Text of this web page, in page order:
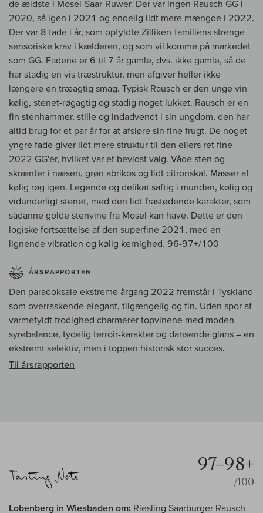
de ældste i Mosel-Saar-Ruwer. Der var ingen Rausch GG i
2020, så igen i 2021 og endelig lidt mere mængde i 2022.
Der var 8 fade i år, som opfyldte Zilliken-familiens strenge
sensoriske krav i kælderen, og som vil komme på markedet
som GG. Fadene er 6 til 7 år gamle, dvs. ikke gamle, så de
har stadig en vis træstruktur, men afgiver heller ikke
længere en træagtig smag. Typisk Rausch er den unge vin
kølig, stenet-røgagtig og stadig noget lukket. Rausch er en
fin stenhammer, stille og indadvendt i sin ungdom, den har
altid brug for et par år for at afsløre sin fine frugt. De noget
yngre fade giver lidt mere struktur til den ellers ret fine
2022 GG'er, hvilket var et bevidst valg. Våde sten og
skrænter i næsen, grøn abrikos og lidt citronskal. Masser af
kølig røg igen. Legende og delikat saftig i munden, kølig og
vidunderligt stenet, med den lidt frastødende karakter, som
sådanne golde stenvine fra Mosel kan have. Dette er den
logiske fortsættelse af den superfine 2021, med en
lignende vibration og kølig kernighed. 96-97+/100
ÅRSRAPPORTEN
Den paradoksale ekstreme årgang 2022 fremstår i Tyskland
som overraskende elegant, tilgængelig og fin. Uden spor af
varmefyldt frodighed charmerer topvinene med moden
syrebalance, tydelig terroir-karakter og dansende glans – en
ekstremt selektiv, men i toppen historisk stor succes.
Til årsrapporten
97–98+
/100
Lobenberg in Wiesbaden om: Riesling Saarburger Rausch